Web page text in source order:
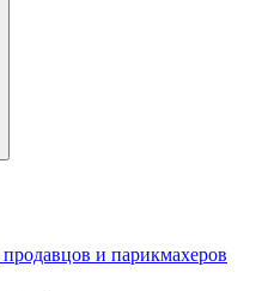
и парикмахеров